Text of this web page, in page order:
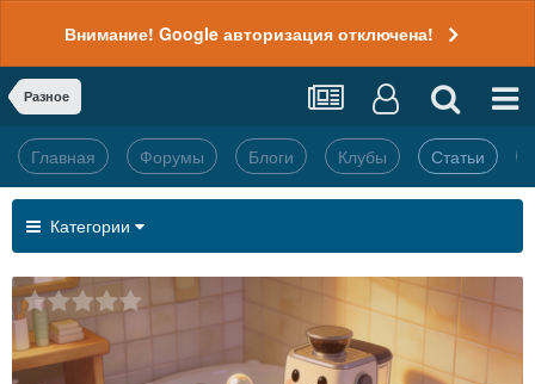
Внимание! Google авторизация отключена!
Разное
Главная Форумы Блоги Клубы Статьи
Категории